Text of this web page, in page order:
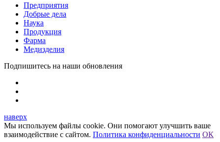
Предприятия
Добрые дела
Наука
Продукция
Фарма
Медизделия
Подпишитесь на наши обновления
наверх
Мы используем файлы cookie. Они помогают улучшить ваше
взаимодействие с сайтом. Политика конфиденциальности ОК